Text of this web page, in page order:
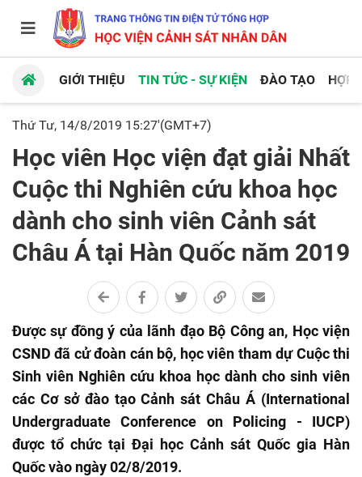
GIỚI THIỆU TIN TỨC - SỰ KIỆN ĐÀO TẠO HỢP
Thứ Tư, 14/8/2019 15:27'(GMT+7)
Học viên Học viện đạt giải Nhất
Cuộc thi Nghiên cứu khoa học
dành cho sinh viên Cảnh sát
Châu Á tại Hàn Quốc năm 2019
Được sự đồng ý của lãnh đạo Bộ Công an, Học viện
CSND đã cử đoàn cán bộ, học viên tham dự Cuộc thi
Sinh viên Nghiên cứu khoa học dành cho sinh viên
các Cơ sở đào tạo Cảnh sát Châu Á (International
Undergraduate Conference on Policing - IUCP)
được tổ chức tại Đại học Cảnh sát Quốc gia Hàn
Quốc vào ngày 02/8/2019.